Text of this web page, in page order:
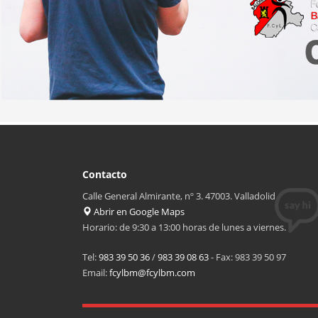
Contacto
Calle General Almirante, nº 3. 47003. Valladolid
Abrir en Google Maps
Horario: de 9:30 a 13:00 horas de lunes a viernes.
Tel:983 39 50 36/983 39 08 63- Fax: 983 39 50 97
Email:fcylbm@fcylbm.com